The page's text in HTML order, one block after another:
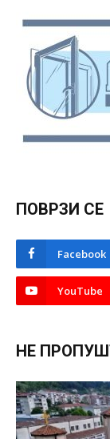
ПОВРЗИ СЕ
Facebook
YouTube
НЕ